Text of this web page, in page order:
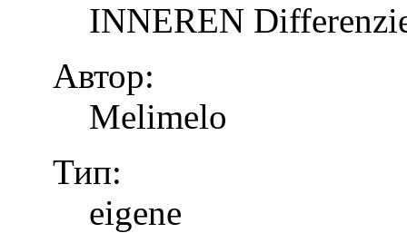
INNEREN
Автор:
Melimelo
Тип:
eigene